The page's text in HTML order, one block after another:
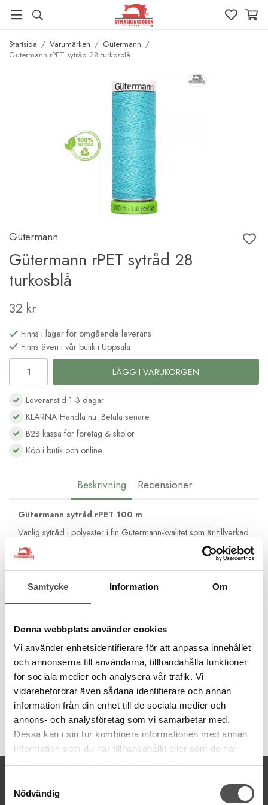
Samtycke Information Om
Denna webbplats använder cookies
Vi använder enhetsidentifierare för att anpassa innehållet
och annonserna till användarna, tillhandahålla funktioner
för sociala medier och analysera vår trafik. Vi
vidarebefordrar även sådana identifierare och annan
information från din enhet till de sociala medier och
annons- och analysföretag som vi samarbetar med.
Dessa kan i sin tur kombinera informationen med annan
information som du har tillhandahållit eller som de har
Nödvändig
Startsida / Varumärken / Gütermann /
Gütermann rPET sytråd 28 turkosblå
Gütermann
Gütermann rPET sytråd 28
turkosblå
32 kr
Finns i lager för omgående leverans
Finns även i vår butik i Uppsala
LÄGG I VARUKORGEN
Leveranstid 1-3 dagar
KLARNA Handla nu. Betala senare
B2B kassa för företag & skolor
Köp i butik och online
Beskrivning Recensioner
Gütermann sytråd rPET 100 m
Vanlig sytråd i polyester i fin Gütermann-kvalitet som är tillverkad
från återvunna PET-flaskor. Ett miljövänligt val av sytråd.
1 PET-flaska ger 1000 m tråd
Tillverkad i Tyskland
Jämn finish
Hållbar och stark
Grovlek normal Nr 100
Trådmängd 100 meter
Tvättbar95°C
Artikelnummer:
kontakt@symaskinsboden.se